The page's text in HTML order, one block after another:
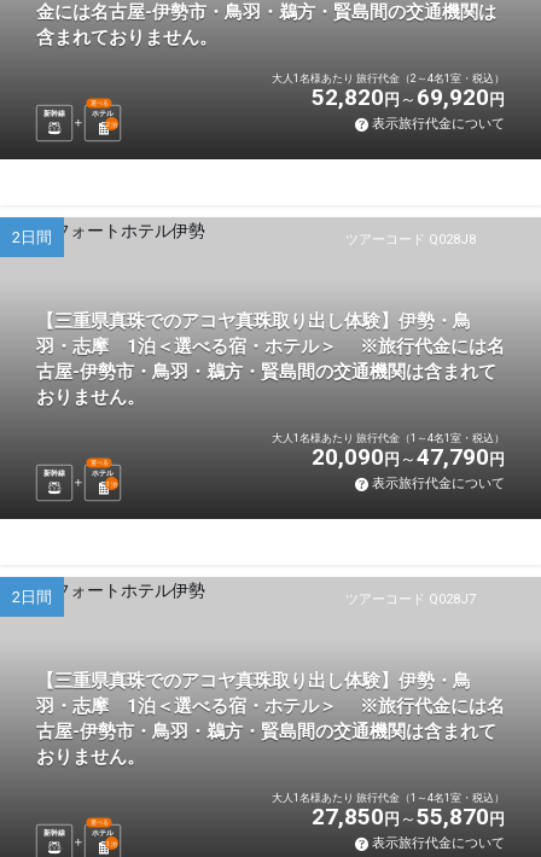
金には名古屋-伊勢市・鳥羽・鵜方・賢島間の交通機関は
含まれておりません。
新幹線 ホテル
選べる
2泊
大人1名様あたり 旅行代金（2～4名1室・税込）
52,820 円 69,920 円
表示旅行代金について
ツアーコード Q028J8
2日間
【三重県真珠でのアコヤ真珠取り出し体験】伊勢・鳥
羽・志摩 1泊＜選べる宿・ホテル＞ ※旅行代金には名
古屋-伊勢市・鳥羽・鵜方・賢島間の交通機関は含まれて
おりません。
新幹線 ホテル
選べる
1 泊
大人1名様あたり 旅行代金（1～4名1室・税込）
20,090 円 47,790 円
表示旅行代金について
ツアーコード Q028J7
2日間
【三重県真珠でのアコヤ真珠取り出し体験】伊勢・鳥
羽・志摩 1泊＜選べる宿・ホテル＞ ※旅行代金には名
古屋-伊勢市・鳥羽・鵜方・賢島間の交通機関は含まれて
おりません。
新幹線 ホテル
選べる
1 泊
大人1名様あたり 旅行代金（1～4名1室・税込）
27,850 円 55,870 円
表示旅行代金について